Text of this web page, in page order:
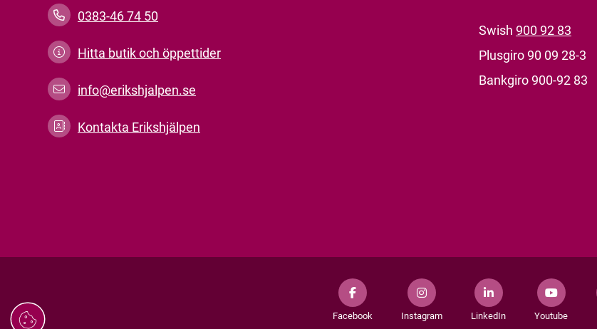
0383-46 74 50
Hitta butik och öppettider
info@erikshjalpen.se
Kontakta Erikshjälpen
Swish 900 92 83
Plusgiro 90 09 28-3
Bankgiro 900-92 83
Facebook Instagram LinkedIn Youtube
Hantera